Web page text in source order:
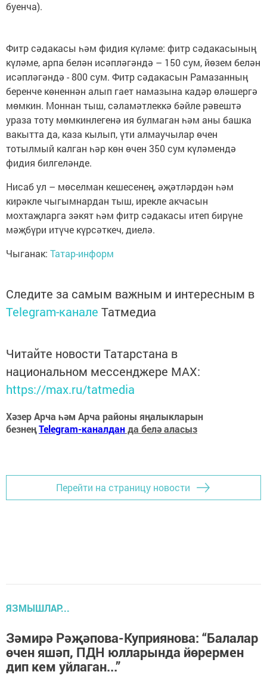
буенча).
Фитр сәдакасы һәм фидия күләме: фитр сәдакасының
күләме, арпа белән исәпләгәндә – 150 сум, йөзем белән
исәпләгәндә - 800 сум. Фитр сәдакасын Рамазанның
беренче көненнән алып гает намазына кадәр өләшергә
мөмкин. Моннан тыш, сәламәтлеккә бәйле рәвештә
ураза тоту мөмкинлегенә ия булмаган һәм аны башка
вакытта да, каза кылып, үти алмаучылар өчен
тотылмый калган һәр көн өчен 350 сум күләмендә
фидия билгеләнде.
Нисаб ул – мөселман кешесенең, әҗәтләрдән һәм
кирәкле чыгымнардан тыш, ирекле акчасын
мохтаҗларга зәкят һәм фитр сәдакасы итеп бирүне
мәҗбүри итүче күрсәткеч, диелә.
Чыганак: Татар-информ
Следите за самым важным и интересным в
Telegram-канале Татмедиа
Читайте новости Татарстана в
национальном мессенджере MАХ:
https://max.ru/tatmedia
Хәзер Арча һәм Арча районы яңалыкларын
безнеңTelegram-каналданда белә аласыз
Перейти на страницу новости
ЯЗМЫШЛАР...
Зәмирә Рәҗәпова-Куприянова: “Балалар
өчен яшәп, ПДН юлларында йөрермен
дип кем уйлаган...”